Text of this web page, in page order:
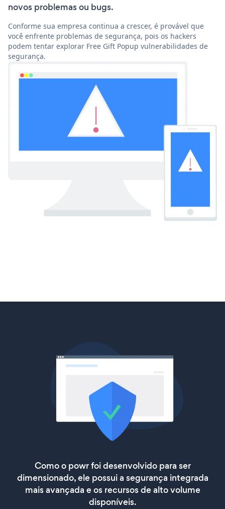
novos problemas ou bugs.
Conforme sua empresa continua a crescer, é provável que
você enfrente problemas de segurança, pois os hackers
podem tentar explorar Free Gift Popup vulnerabilidades de
segurança.
Como o powr foi desenvolvido para ser
dimensionado, ele possui a segurança integrada
mais avançada e os recursos de alto volume
disponíveis.